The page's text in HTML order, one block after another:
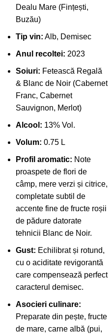
Dealu Mare (Fințești,
Buzău)
Tip vin: Alb, Demisec
Anul recoltei: 2023
Soiuri: Fetească Regală
& Blanc de Noir (Cabernet
Franc, Cabernet
Sauvignon, Merlot)
Alcool: 13% Vol.
Volum: 0.75 L
Profil aromatic: Note
proaspete de flori de
câmp, mere verzi și citrice,
completate subtil de
accente fine de fructe roșii
de pădure datorate
tehnicii Blanc de Noir.
Gust: Echilibrat și rotund,
cu o aciditate revigorantă
care compensează perfect
caracterul demisec.
Asocieri culinare:
Preparate din pește, fructe
de mare, carne albă (pui,